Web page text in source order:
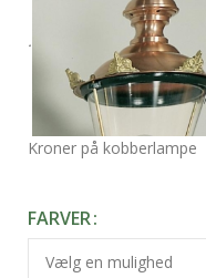
.
Kroner på kobberlampe
FARVER